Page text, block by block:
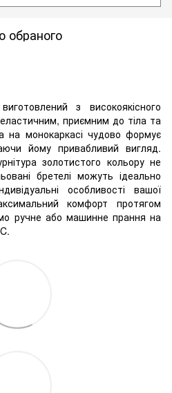
обраного
з високоякісного
приємним до тіла та
на монокаркасі чудово формує
йому привабливий вигляд.
золотистого кольору не
бретелі можуть ідеально
особливості вашої
комфорт протягом
ручне або машинне прання на